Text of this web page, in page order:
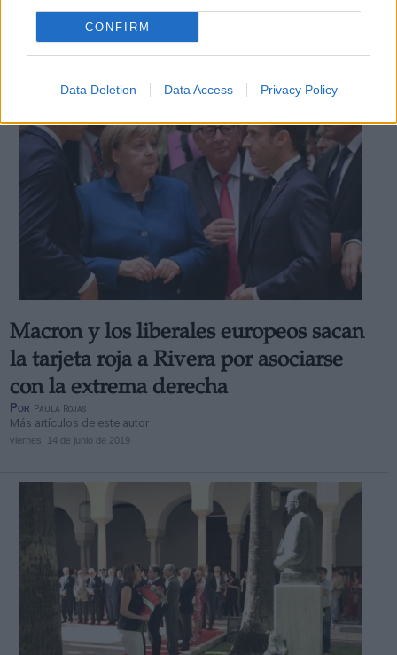
CONFIRM
Data Deletion Data Access Privacy Policy
Más artículos de este autor
Macron y los liberales europeos sacan
la tarjeta roja a Rivera por asociarse
con la extrema derecha
Por Paula Rojas
Más artículos de este autor
viernes, 14 de junio de 2019